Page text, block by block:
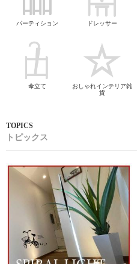
パーティション ドレッサー
傘立て
おしゃれインテリア雑
貨
トピックス